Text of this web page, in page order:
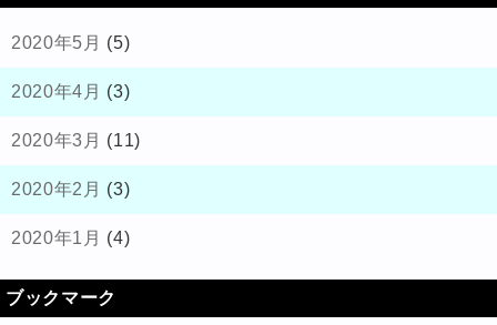
2020年5月 (5)
2020年4月 (3)
2020年3月 (11)
2020年2月 (3)
2020年1月 (4)
ブックマーク